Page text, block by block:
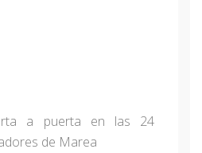
a puerta en las 24
de Marea